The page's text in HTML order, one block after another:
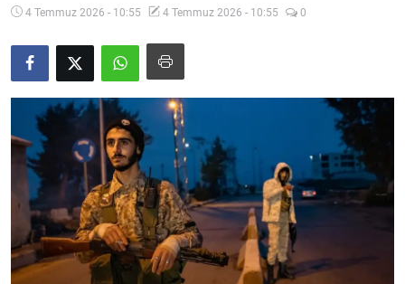
Video
Yazarlar
Arşiv
İletişim
Türkçe Kurdi
4 Temmuz 2026 - 10:55 4 Temmuz 2026 - 10:55 0